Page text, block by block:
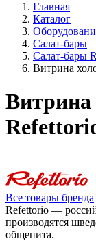
Главная
Каталог
Салат-бары
Салат-бары
Витрина
Витрина
Все товары бренда
Refettorio —
производятся
общепита.